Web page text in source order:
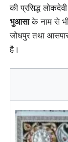
की प्रसिद्ध
भुआसाके नाम से
जोधपुर तथा
है।